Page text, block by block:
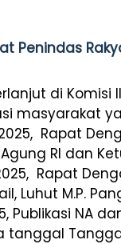
Penindas
di Komisi
masyarakat
Rapat
RI dan
Rapat
Luhut M.P.
NA
tanggal